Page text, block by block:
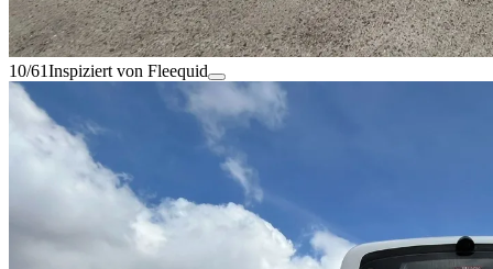
10/61Inspiziert von Fleequid